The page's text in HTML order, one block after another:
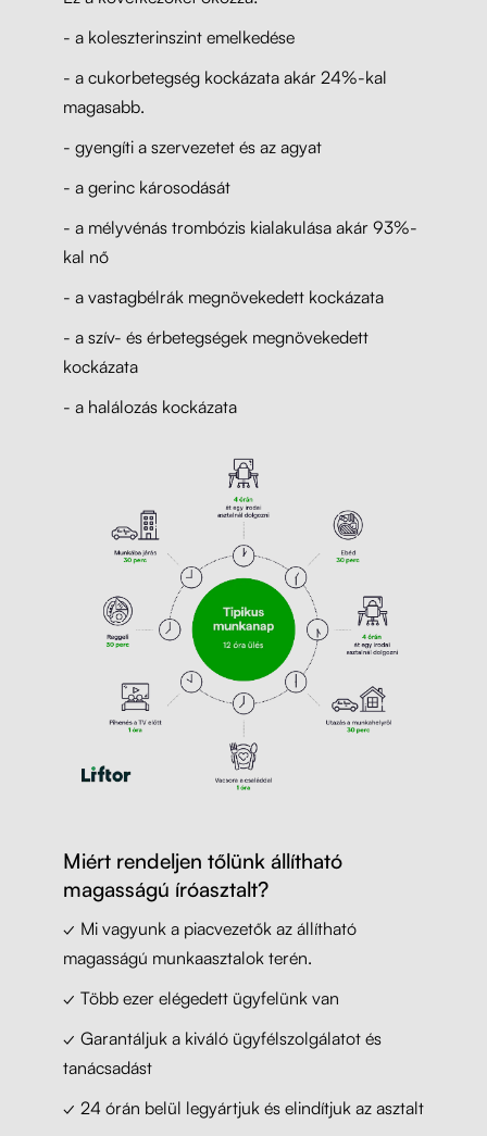
- a koleszterinszint emelkedése
- a cukorbetegség kockázata akár 24%-kal
magasabb.
- gyengíti a szervezetet és az agyat
- a gerinc károsodását
- a mélyvénás trombózis kialakulása akár 93%-
kal nő
- a vastagbélrák megnövekedett kockázata
- a szív- és érbetegségek megnövekedett
kockázata
- a halálozás kockázata
Miért rendeljen tőlünk állítható
magasságú íróasztalt?
✓ Mi vagyunk a piacvezetők az állítható
magasságú munkaasztalok terén.
✓ Több ezer elégedett ügyfelünk van
✓ Garantáljuk a kiváló ügyfélszolgálatot és
tanácsadást
✓ 24 órán belül legyártjuk és elindítjuk az asztalt